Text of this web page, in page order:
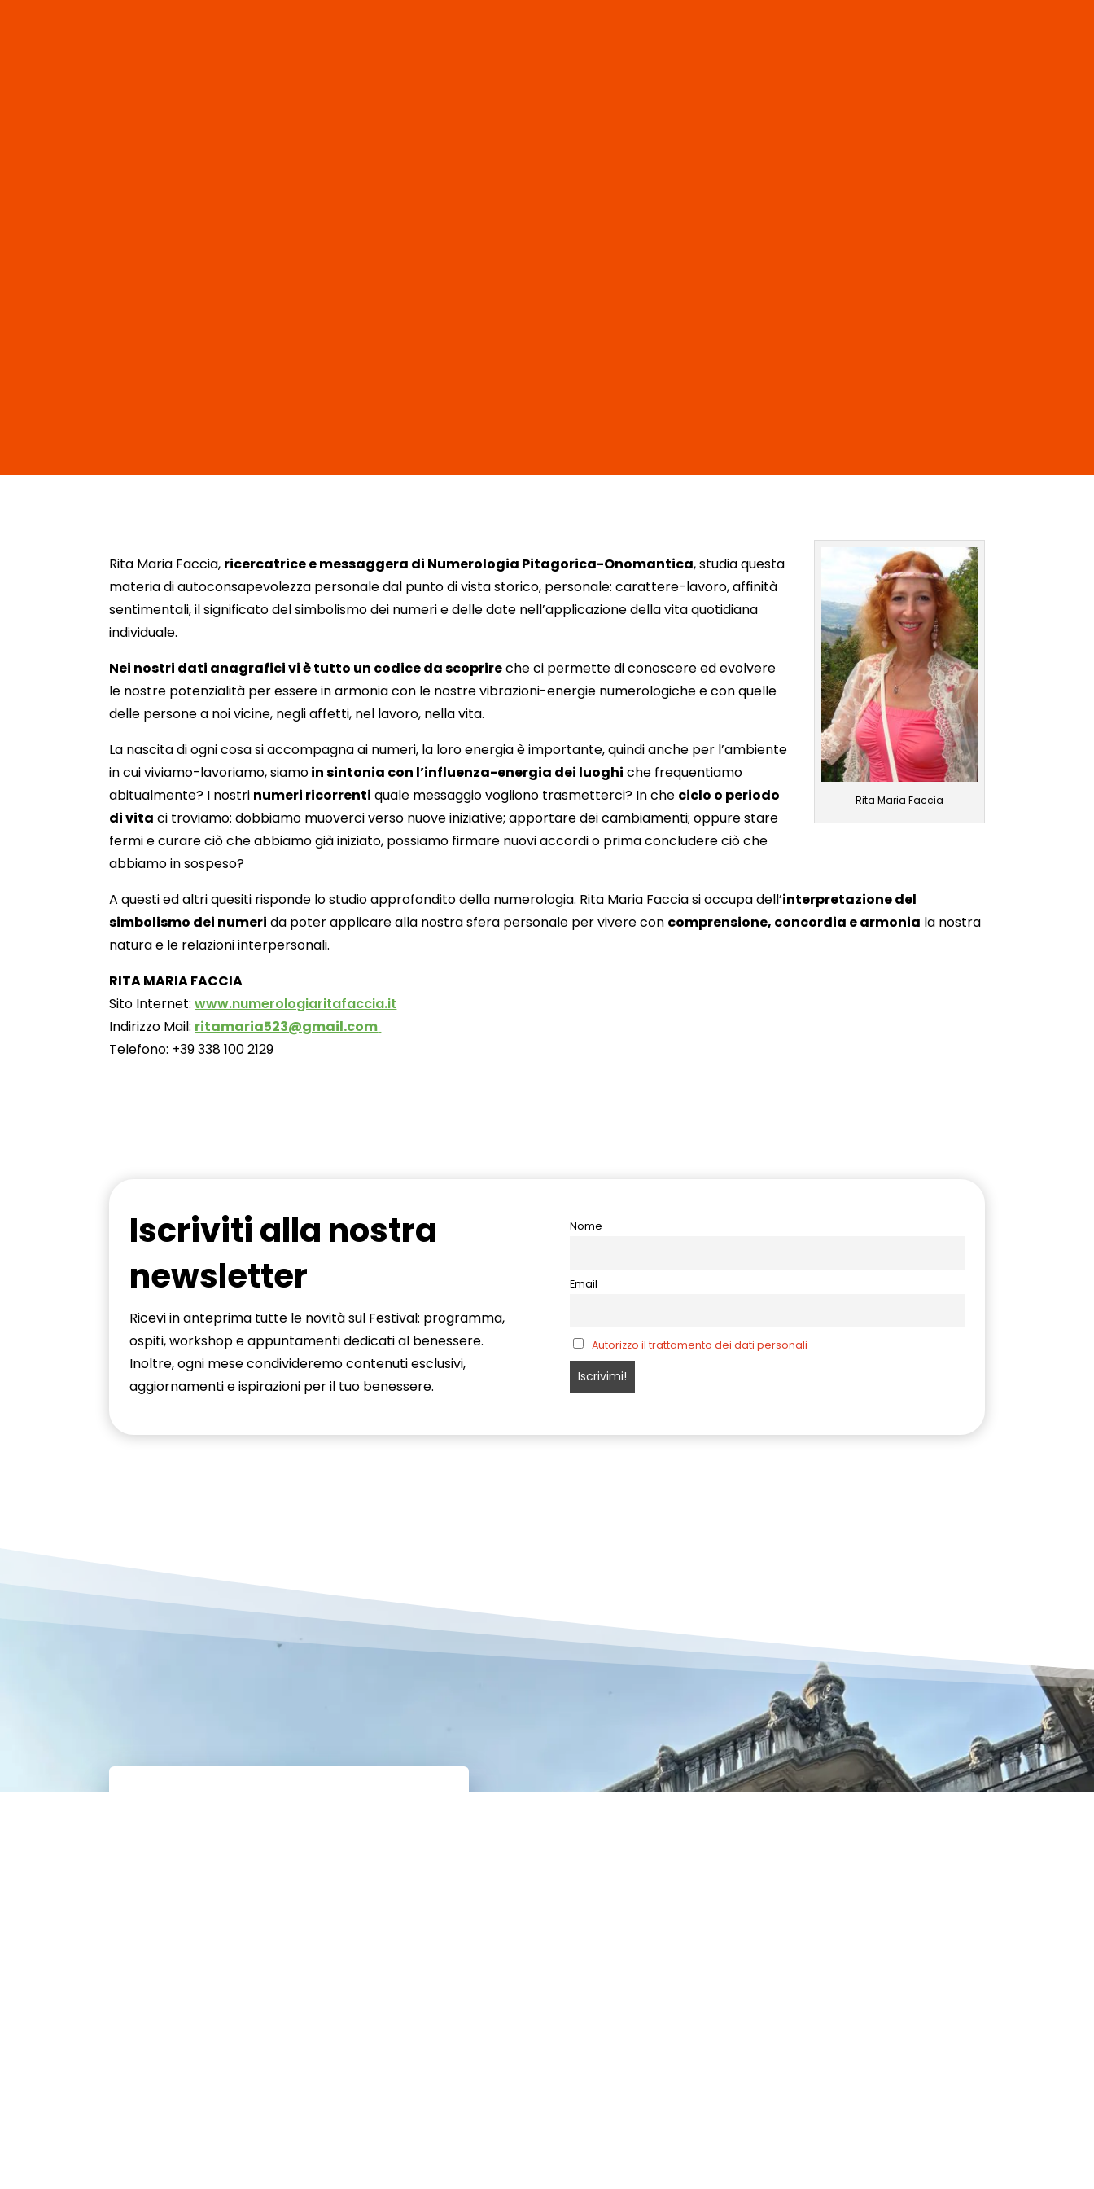
Rita Maria Faccia
Rita Maria Faccia, ricercatrice e messaggera di Numerologia Pitagorica-Onomantica, studia questa
materia di autoconsapevolezza personale dal punto di vista storico, personale: carattere-lavoro, affinità
sentimentali, il significato del simbolismo dei numeri e delle date nell’applicazione della vita quotidiana
individuale.
Nei nostri dati anagrafici vi è tutto un codice da scoprireche ci permette di conoscere ed evolvere
le nostre potenzialità per essere in armonia con le nostre vibrazioni-energie numerologiche e con quelle
delle persone a noi vicine, negli affetti, nel lavoro, nella vita.
La nascita di ogni cosa si accompagna ai numeri, la loro energia è importante, quindi anche per l’ambiente
in cui viviamo-lavoriamo, siamoin sintonia con l’influenza-energia dei luoghi che frequentiamo
abitualmente? I nostri numeri ricorrenti quale messaggio vogliono trasmetterci? In che ciclo o periodo
di vita ci troviamo: dobbiamo muoverci verso nuove iniziative; apportare dei cambiamenti; oppure stare
fermi e curare ciò che abbiamo già iniziato, possiamo firmare nuovi accordi o prima concludere ciò che
abbiamo in sospeso?
A questi ed altri quesiti risponde lo studio approfondito della numerologia. Rita Maria Faccia si occupa dell’interpretazione del
simbolismo dei numeri da poter applicare alla nostra sfera personale per vivere con comprensione, concordia e armonia la nostra
natura e le relazioni interpersonali.
RITA MARIA FACCIA
Sito Internet:www.numerologiaritafaccia.it
Indirizzo Mail: ritamaria523@gmail.com
Telefono: +39 338 100 2129
Iscriviti alla nostra
newsletter
Ricevi in anteprima tutte le novità sul Festival: programma,
ospiti, workshop e appuntamenti dedicati al benessere.
Inoltre, ogni mese condivideremo contenuti esclusivi,
aggiornamenti e ispirazioni per il tuo benessere.
Nome
Email
Autorizzo il trattamento dei dati personali